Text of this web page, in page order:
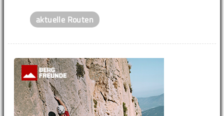
aktuelle Routen